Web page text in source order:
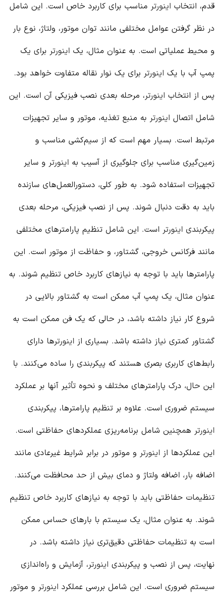
قدم، انتخاب اینورتر مناسب برای کاربرد خاص است. این شامل
در نظر گرفتن عوامل مختلفی مانند توان موتور، ولتاژ، نوع بار
و محیط عملیاتی است. به عنوان مثال، یک اینورتر برای یک
پمپ آب با یک اینورتر برای یک نوار نقاله متفاوت خواهد بود.
پس از انتخاب اینورتر، مرحله بعدی نصب فیزیکی آن است. این
شامل اتصال اینورتر به منبع تغذیه، موتور و سایر تجهیزات
مرتبط است. بسیار مهم است که از سیم‌کشی مناسب و
زمین‌گیری مناسب برای جلوگیری از آسیب به اینورتر و سایر
تجهیزات استفاده شود. به طور کلی، دستورالعمل‌های سازنده
باید به دقت دنبال شوند. پس از نصب فیزیکی، مرحله بعدی
پیکربندی اینورتر است. این شامل تنظیم پارامترهای مختلفی
مانند فرکانس خروجی، گشتاور، و حفاظت از موتور است. این
پارامترها باید با توجه به نیازهای کاربرد خاص تنظیم شوند. به
عنوان مثال، یک پمپ آب ممکن است به گشتاور بالایی در
شروع کار نیاز داشته باشد، در حالی که یک فن ممکن است به
گشتاور کمتری نیاز داشته باشد. بسیاری از اینورترها دارای
رابط‌های کاربری بصری هستند که پیکربندی را ساده می‌کنند. با
این حال، درک پارامترهای مختلف و نحوه تأثیر آنها بر عملکرد
سیستم ضروری است. علاوه بر تنظیم پارامترها، پیکربندی
اینورتر همچنین شامل برنامه‌ریزی عملکردهای حفاظتی است.
این عملکردها از اینورتر و موتور در برابر شرایط غیرعادی مانند
اضافه بار، اضافه ولتاژ و دمای بیش از حد محافظت می‌کنند.
تنظیمات حفاظتی باید با توجه به نیازهای کاربرد خاص تنظیم
شوند. به عنوان مثال، یک سیستم با بارهای حساس ممکن
است به تنظیمات حفاظتی دقیق‌تری نیاز داشته باشد. در
نهایت، پس از نصب و پیکربندی اینورتر، آزمایش و راه‌اندازی
سیستم ضروری است. این شامل بررسی عملکرد اینورتر و موتور